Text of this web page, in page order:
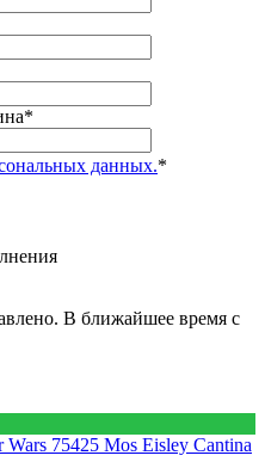
*
данных.*
В ближайшее время с